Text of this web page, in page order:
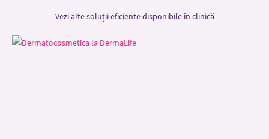
Vezi alte soluții eficiente disponibile în clinică